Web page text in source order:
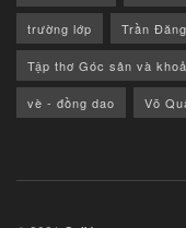
trường lớp Trần
Tập thơ Góc sân và
vè - đồng dao Võ